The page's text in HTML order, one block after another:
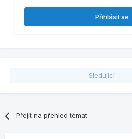
Přihlásit se
Sledující
Přejít na přehled témat